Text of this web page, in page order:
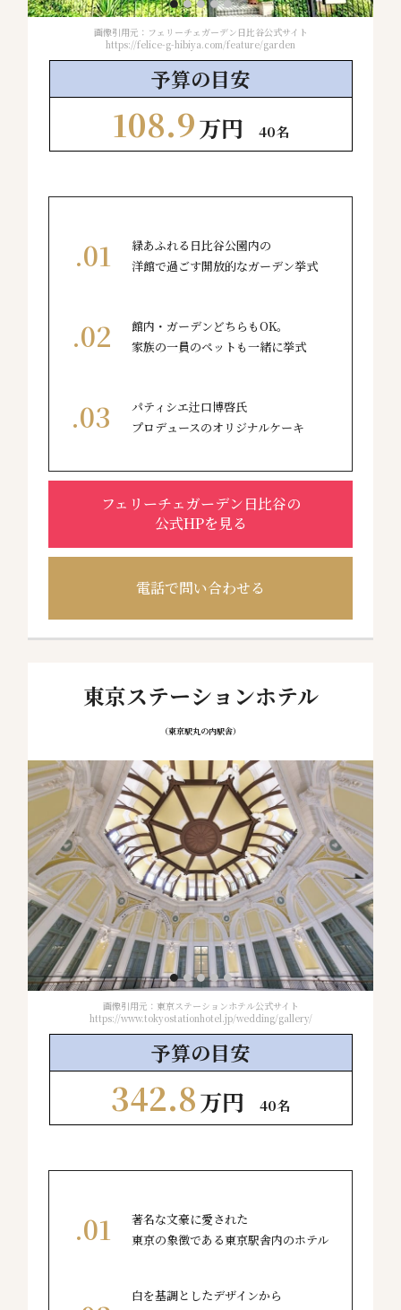
画像引用元：フェリーチェガーデン日比谷公式サイト
https://felice-g-hibiya.com/feature/garden
予算の目安
108.9万円 40名
緑あふれる日比谷公園内の
洋館で過ごす開放的なガーデン挙式
館内・ガーデンどちらもOK。
家族の一員のペットも一緒に挙式
パティシエ辻口博啓氏
プロデュースのオリジナルケーキ
フェリーチェガーデン日比谷の
公式HPを見る
電話で問い合わせる
東京ステーションホテル
（東京駅丸の内駅舎）
画像引用元：東京ステーションホテル公式サイト
https://www.tokyostationhotel.jp/wedding/gallery/
予算の目安
342.8万円 40名
著名な文豪に愛された
東京の象徴である東京駅舎内のホテル
白を基調としたデザインから